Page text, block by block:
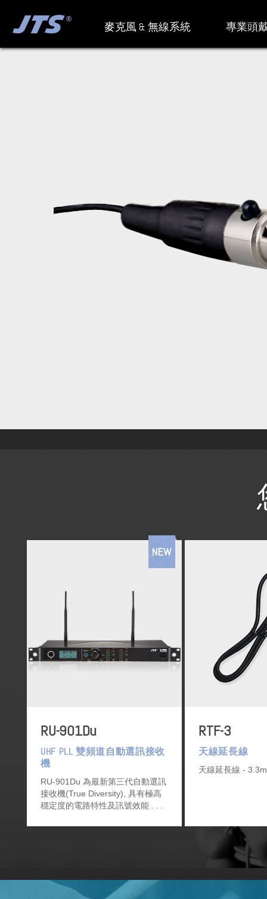
麥克風 & 無線系統 專業頭
RU-901Du
NEW
UHF PLL 雙頻道自動選訊接收
機
RU-901Du 為最新第三代自動選訊
接收機(True Diversity), 具有極高
穩定度的電路特性及訊號效能
RTF-3
天線延長線
天線延長線 -